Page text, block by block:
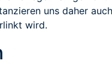
uns daher
wird.